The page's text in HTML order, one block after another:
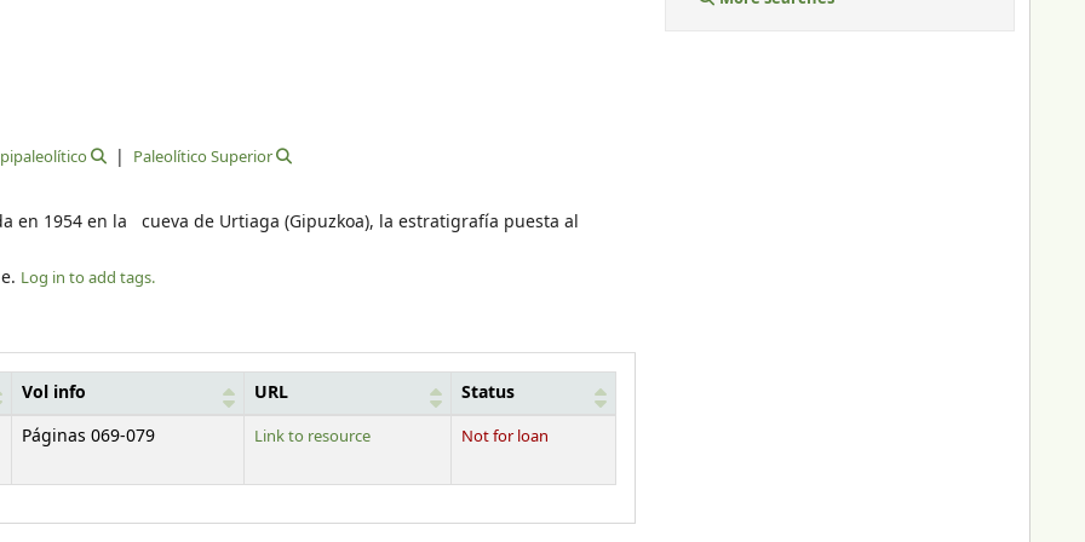
Paleolítico Superior
en 1954 en la cueva de Urtiaga (Gipuzkoa), la estratigrafía puesta al
Log in to add tags.
Vol info URL
Status
Páginas 069-079
Link to resource Not for loan